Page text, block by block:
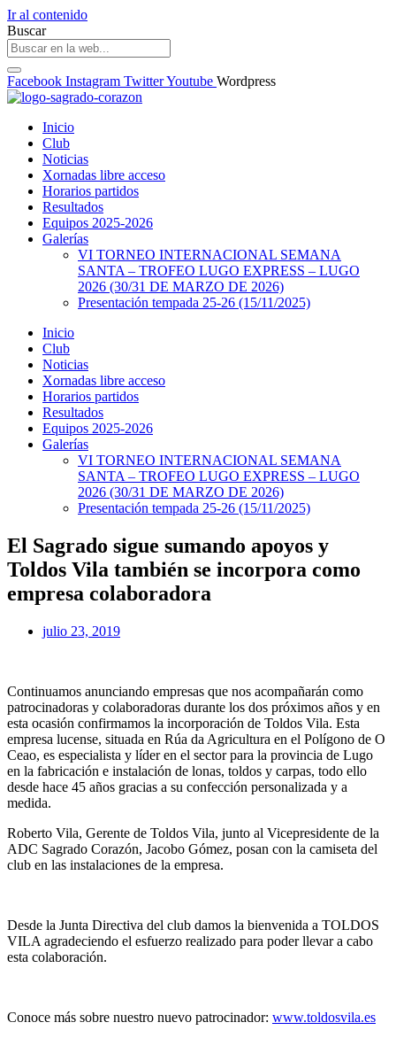
Ir al contenido
Buscar
Facebook Instagram TwitterYoutube Wordpress
Inicio
Club
Noticias
Xornadas libre acceso
Horarios partidos
Resultados
Equipos 2025-2026
Galerías
VI TORNEO INTERNACIONAL SEMANA
SANTA – TROFEO LUGO EXPRESS – LUGO
2026 (30/31 DE MARZO DE 2026)
Presentación tempada 25-26 (15/11/2025)
Inicio
Club
Noticias
Xornadas libre acceso
Horarios partidos
Resultados
Equipos 2025-2026
Galerías
VI TORNEO INTERNACIONAL SEMANA
SANTA – TROFEO LUGO EXPRESS – LUGO
2026 (30/31 DE MARZO DE 2026)
Presentación tempada 25-26 (15/11/2025)
El Sagrado sigue sumando apoyos y
Toldos Vila también se incorpora como
empresa colaboradora
julio 23, 2019
Continuamos anunciando empresas que nos acompañarán como
patrocinadoras y colaboradoras durante los dos próximos años y en
esta ocasión confirmamos la incorporación de Toldos Vila. Esta
empresa lucense, situada en Rúa da Agricultura en el Polígono de O
Ceao, es especialista y líder en el sector para la provincia de Lugo
en la fabricación e instalación de lonas, toldos y carpas, todo ello
desde hace 45 años gracias a su confección personalizada y a
medida.
Roberto Vila, Gerente de Toldos Vila, junto al Vicepresidente de la
ADC Sagrado Corazón, Jacobo Gómez, posan con la camiseta del
club en las instalaciones de la empresa.
Desde la Junta Directiva del club damos la bienvenida a TOLDOS
VILA agradeciendo el esfuerzo realizado para poder llevar a cabo
esta colaboración.
Conoce más sobre nuestro nuevo patrocinador: www.toldosvila.es